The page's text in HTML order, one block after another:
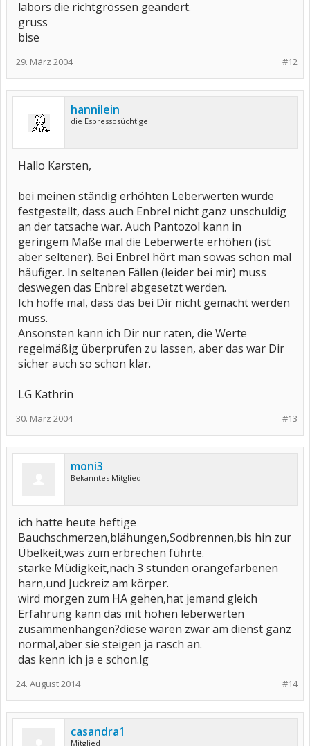
labors die richtgrössen geändert.
gruss
bise
#12
29. März 2004
hannilein
die Espressosüchtige
Hallo Karsten,
bei meinen ständig erhöhten Leberwerten wurde
festgestellt, dass auch Enbrel nicht ganz unschuldig
an der tatsache war. Auch Pantozol kann in
geringem Maße mal die Leberwerte erhöhen (ist
aber seltener). Bei Enbrel hört man sowas schon mal
häufiger. In seltenen Fällen (leider bei mir) muss
deswegen das Enbrel abgesetzt werden.
Ich hoffe mal, dass das bei Dir nicht gemacht werden
muss.
Ansonsten kann ich Dir nur raten, die Werte
regelmäßig überprüfen zu lassen, aber das war Dir
sicher auch so schon klar.
LG Kathrin
#13
30. März 2004
moni3
Bekanntes Mitglied
ich hatte heute heftige
Bauchschmerzen,blähungen,Sodbrennen,bis hin zur
Übelkeit,was zum erbrechen führte.
starke Müdigkeit,nach 3 stunden orangefarbenen
harn,und Juckreiz am körper.
wird morgen zum HA gehen,hat jemand gleich
Erfahrung kann das mit hohen leberwerten
zusammenhängen?diese waren zwar am dienst ganz
normal,aber sie steigen ja rasch an.
das kenn ich ja e schon.lg
#14
24. August 2014
casandra1
Mitglied